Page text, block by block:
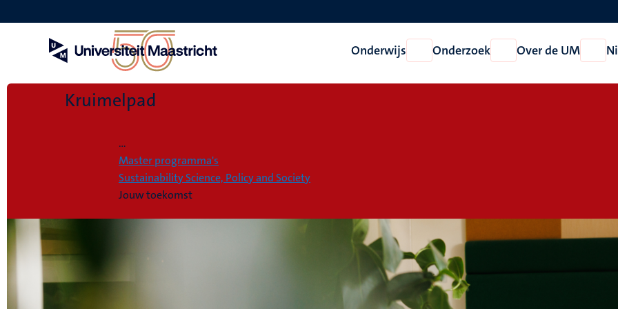
en
Onderwijs
Open
Onderwijs
Onderzoek
Open
Onderzoek
Over de UM
Open
Over
Kruimelpad
...
Master programma's
Sustainability Science, Policy and Society
Jouw toekomst